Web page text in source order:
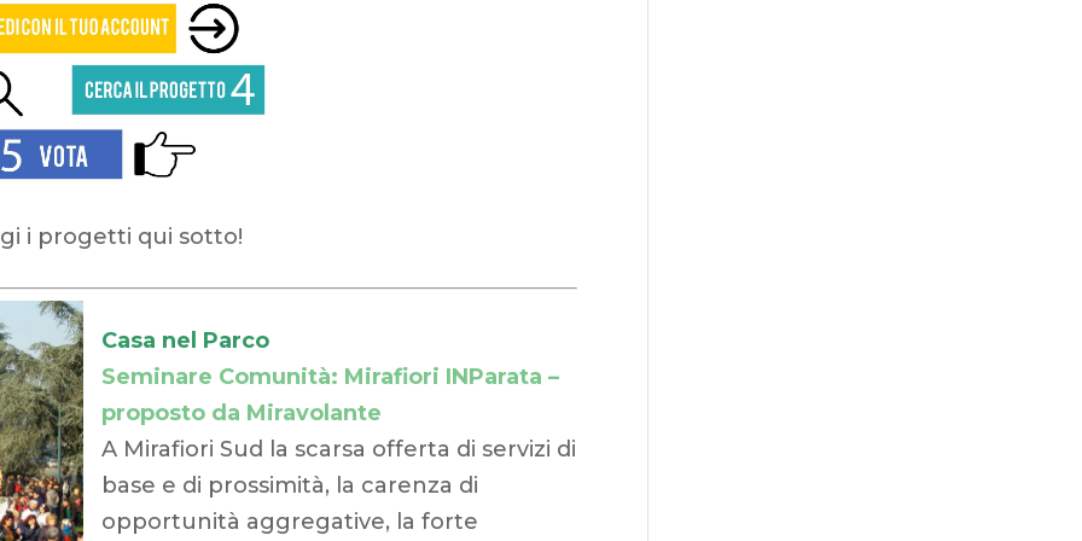
i progetti qui sotto!
Casa nel Parco
Seminare Comunità: Mirafiori INParata –
proposto da Miravolante
A Mirafiori Sud la scarsa offerta di servizi di
base e di prossimità, la carenza di
opportunità aggregative, la forte